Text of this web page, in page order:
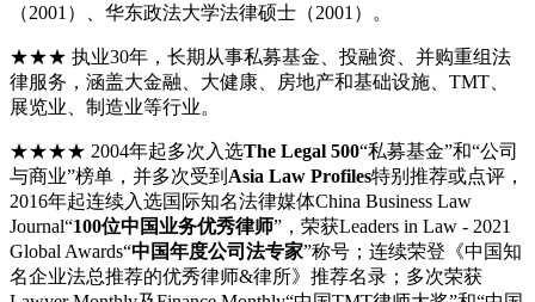
（2001）、华东政法大学法律硕士（2001）。
★★★ 执业30年，长期从事私募基金、投融资、并购重组法
律服务，涵盖大金融、大健康、房地产和基础设施、TMT、
展览业、制造业等行业。
★★★★ 2004年起多次入选The Legal 500“私募基金”和“公司
与商业”榜单，并多次受到 Asia Law Profiles特别推荐或点评，
2016年起连续入选国际知名法律媒体China Business Law
Journal“100位中国业务优秀律师”，荣获Leaders in Law - 2021
Global Awards“中国年度公司法专家”称号；连续荣登《中国知
名企业法总推荐的优秀律师&律所》推荐名录；多次荣获